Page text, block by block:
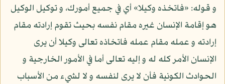
و قوله: «فاتخذه وكيلا» أي في جميع أمورك، و توكيل الوكيل
هو إقامة الإنسان غيره مقام نفسه بحيث تقوم إرادته مقام
إرادته و عمله مقام عمله فاتخاذه تعالى وكيلا أن يرى
الإنسان الأمر كله له و إليه تعالى أما في الأمور الخارجية و
الحوادث الكونية فأن لا يرى لنفسه و لا لشيء من الأسباب